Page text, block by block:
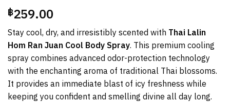
฿259.00
Stay cool, dry, and irresistibly scented with Thai Lalin
Hom Ran Juan Cool Body Spray. This premium cooling
spray combines advanced odor-protection technology
with the enchanting aroma of traditional Thai blossoms.
It provides an immediate blast of icy freshness while
keeping you confident and smelling divine all day long.